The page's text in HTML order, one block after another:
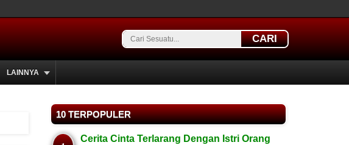
CARI
LAINNYA
10 TERPOPULER
Cerita Cinta Terlarang Dengan Istri Orang